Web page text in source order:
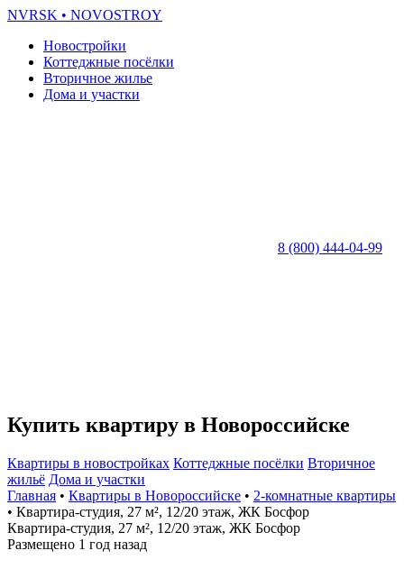
NVRSK • NOVOSTROY
Новостройки
Коттеджные посёлки
Вторичное жилье
Дома и участки
8 (800) 444-04-99
Купить квартиру в Новороссийске
Квартиры в новостройках Коттеджные посёлки Вторичное
жильё Дома и участки
Главная • Квартиры в Новороссийске • 2-комнатные квартиры
• Квартира-студия, 27 м², 12/20 этаж, ЖК Босфор
Квартира-студия, 27 м², 12/20 этаж, ЖК Босфор
Размещено 1 год назад